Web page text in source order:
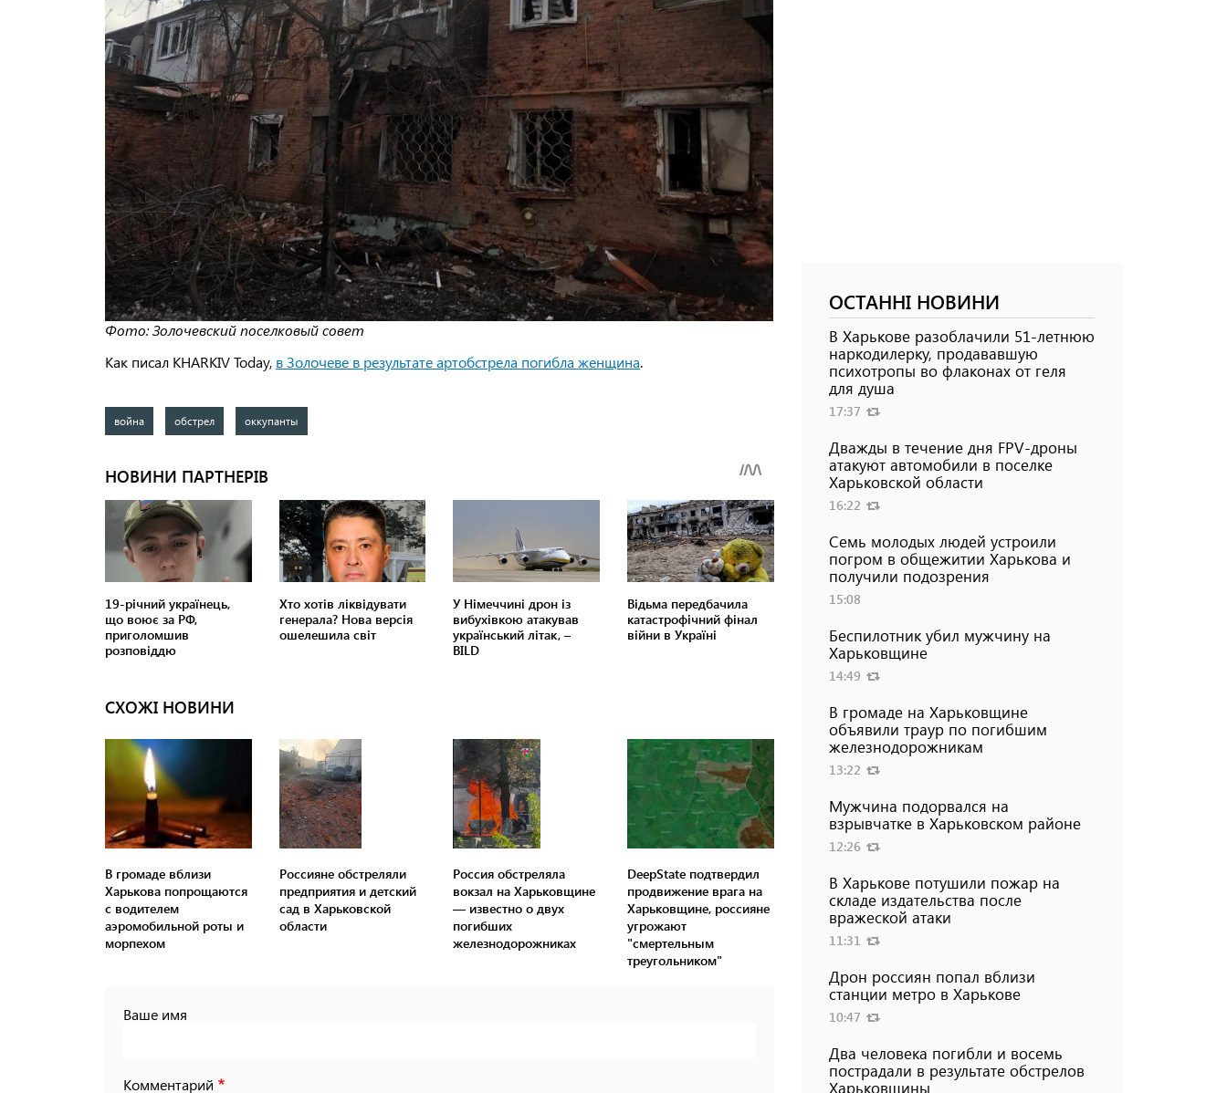
Фото: Золочевский поселковый совет
Как писал KHARKIV Today, в Золочеве в результате артобстрела погибла женщина.
война обстрел оккупанты
СХОЖІ НОВИНИ
В громаде вблизи
Харькова попрощаются
с водителем
аэромобильной роты и
морпехом
Россияне обстреляли
предприятия и детский
сад в Харьковской
области
Россия обстреляла
вокзал на Харьковщине
— известно о двух
погибших
железнодорожниках
DeepState подтвердил
продвижение врага на
Харьковщине, россияне
угрожают
"смертельным
треугольником"
Ваше имя
Комментарий
ОСТАННІ НОВИНИ
В Харькове разоблачили 51-летнюю
наркодилерку, продававшую
психотропы во флаконах от геля
для душа
17:37
Дважды в течение дня FPV-дроны
атакуют автомобили в поселке
Харьковской области
16:22
Семь молодых людей устроили
погром в общежитии Харькова и
получили подозрения
15:08
Беспилотник убил мужчину на
Харьковщине
14:49
В громаде на Харьковщине
объявили траур по погибшим
железнодорожникам
13:22
Мужчина подорвался на
взрывчатке в Харьковском районе
12:26
В Харькове потушили пожар на
складе издательства после
вражеской атаки
11:31
Дрон россиян попал вблизи
станции метро в Харькове
10:47
Два человека погибли и восемь
пострадали в результате обстрелов
Харьковщины